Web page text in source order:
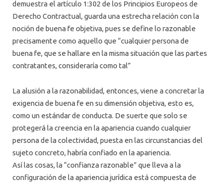
demuestra el artículo 1:302 de los Principios Europeos de
Derecho Contractual, guarda una estrecha relación con la
noción de buena fe objetiva, pues se define lo razonable
precisamente como aquello que “cualquier persona de
buena fe, que se hallare en la misma situación que las partes
contratantes, consideraría como tal”
La alusión a la razonabilidad, entonces, viene a concretar la
exigencia de buena fe en su dimensión objetiva, esto es,
como un estándar de conducta. De suerte que solo se
protegerá la creencia en la apariencia cuando cualquier
persona de la colectividad, puesta en las circunstancias del
sujeto concreto, habría confiado en la apariencia.
Así las cosas, la “confianza razonable” que lleva a la
configuración de la apariencia jurídica está compuesta de